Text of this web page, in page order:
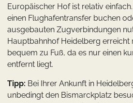
Europäischer Hof ist relativ
einen Flughafentransfer buchen
ausgebauten Zugverbindungen
Hauptbahnhof Heidelberg erreicht
bequem zu Fuß, da es nur einen
entfernt liegt.
Tipp: Bei Ihrer Ankunft in
unbedingt den Bismarckplatz